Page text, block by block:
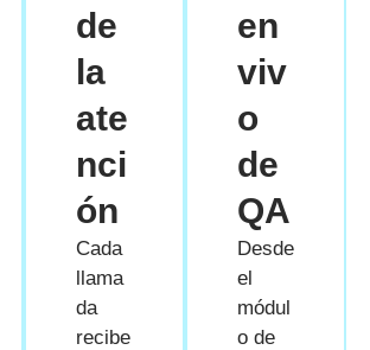
de
la
ate
nci
ón
Cada
llama
da
recibe
en
viv
o
de
QA
Desde
el
módul
o de